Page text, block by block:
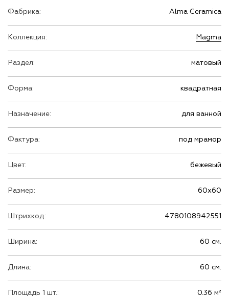
Фабрика: Alma Ceramica
Коллекция: Magma
Раздел: матовый
Форма: квадратная
Назначение: для ванной
Фактура: под мрамор
Цвет: бежевый
Размер: 60х60
Штрихкод: 4780108942551
Ширина: 60 см.
Длина: 60 см.
Площадь 1 шт.: 0.36 м²